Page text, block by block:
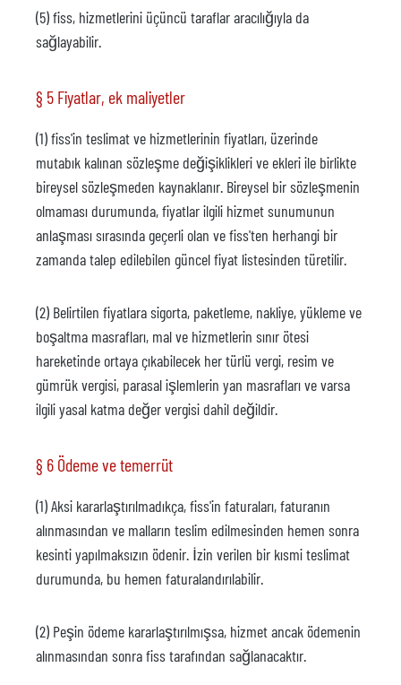
(5) fiss, hizmetlerini üçüncü taraflar aracılığıyla da
sağlayabilir.
§ 5 Fiyatlar, ek maliyetler
(1) fiss'in teslimat ve hizmetlerinin fiyatları, üzerinde
mutabık kalınan sözleşme değişiklikleri ve ekleri ile birlikte
bireysel sözleşmeden kaynaklanır. Bireysel bir sözleşmenin
olmaması durumunda, fiyatlar ilgili hizmet sunumunun
anlaşması sırasında geçerli olan ve fiss'ten herhangi bir
zamanda talep edilebilen güncel fiyat listesinden türetilir.
(2) Belirtilen fiyatlara sigorta, paketleme, nakliye, yükleme ve
boşaltma masrafları, mal ve hizmetlerin sınır ötesi
hareketinde ortaya çıkabilecek her türlü vergi, resim ve
gümrük vergisi, parasal işlemlerin yan masrafları ve varsa
ilgili yasal katma değer vergisi dahil değildir.
§ 6 Ödeme ve temerrüt
(1) Aksi kararlaştırılmadıkça, fiss'in faturaları, faturanın
alınmasından ve malların teslim edilmesinden hemen sonra
kesinti yapılmaksızın ödenir. İzin verilen bir kısmi teslimat
durumunda, bu hemen faturalandırılabilir.
(2) Peşin ödeme kararlaştırılmışsa, hizmet ancak ödemenin
alınmasından sonra fiss tarafından sağlanacaktır.